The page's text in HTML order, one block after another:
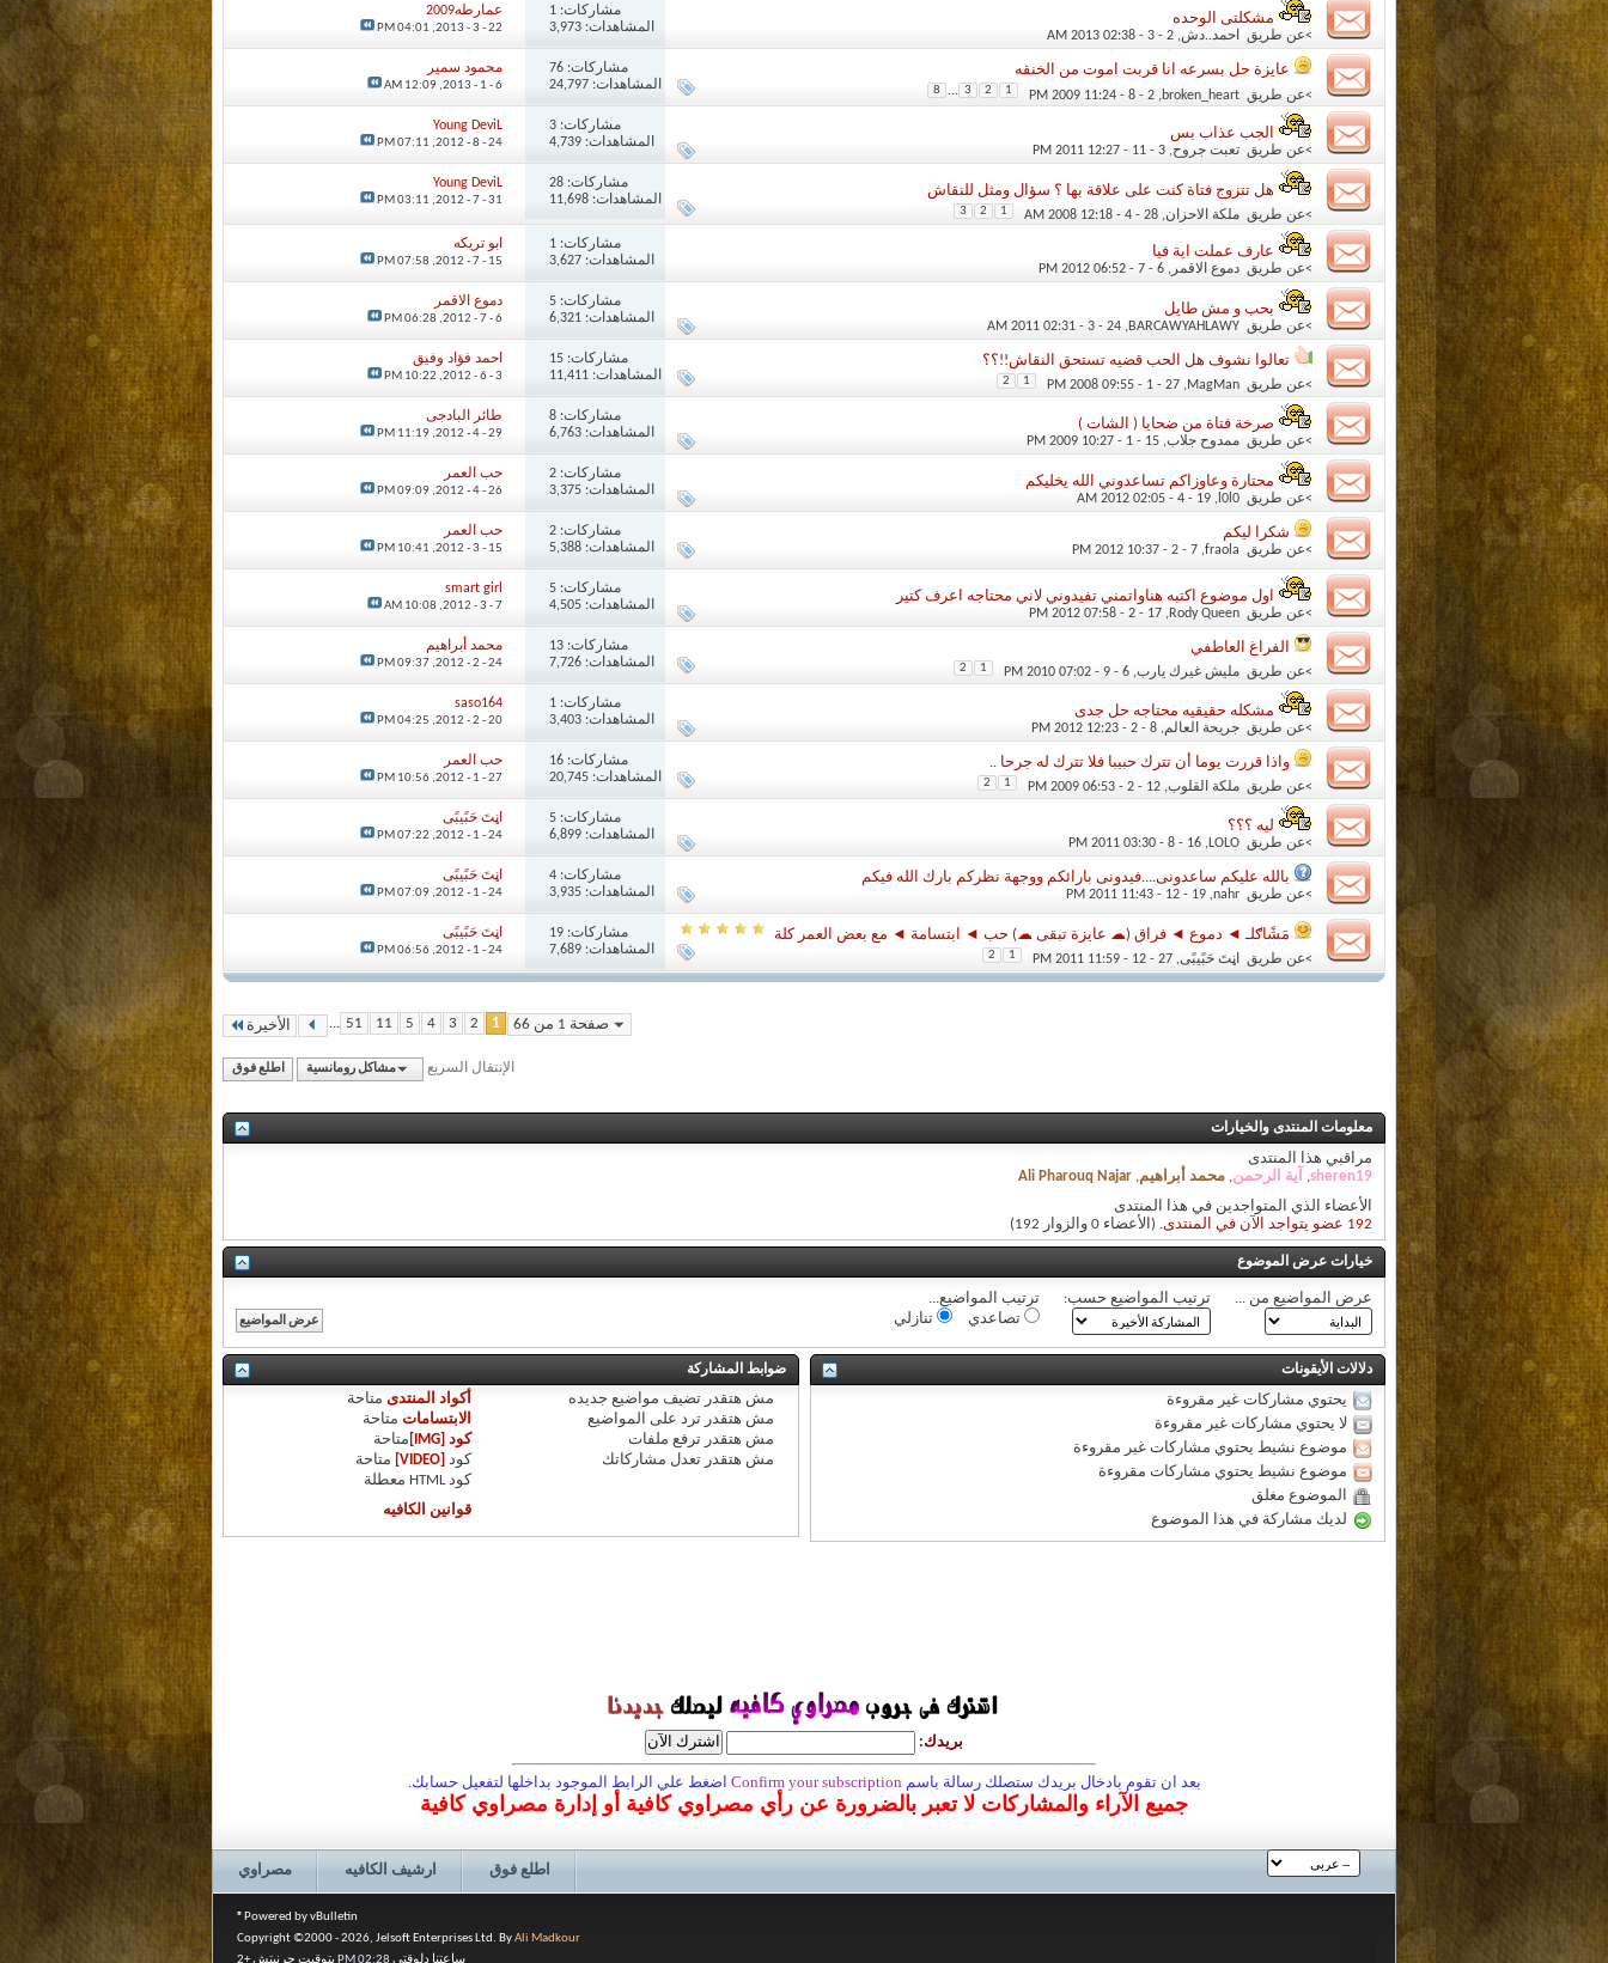
مشكلتى الوحده
>عن طريق احمد..دش‏, 2 - 3 - 2013 02:38 AM
مشاركات: 1
المشاهدات: 3,973
عمارطه2009
22 - 3 - 2013,
04:01 PM
عايزة حل بسرعه انا قربت اموت من الخنقه
>عن طريق broken_heart
‏, 2 - 8 - 2009 11:24 PM
1
2
3
...
8
مشاركات: 76
المشاهدات: 24,797
محمود سمير
6 - 1 - 2013,
12:09 AM
الجب عذاب بس
>عن طريق تعبت جروح‏, 3 - 11 - 2011 12:27 PM
مشاركات: 3
المشاهدات: 4,739
Young DeviL
24 - 8 - 2012,
07:11 PM
هل تتزوج فتاة كنت على علاقة بها ؟ سؤال ومثل للنقاش
>عن طريق ملكة الاحزان‏, 28 - 4 - 2008 12:18 AM
1
2
3
مشاركات: 28
المشاهدات: 11,698
Young DeviL
31 - 7 - 2012,
03:11 PM
عارف عملت اية فيا
>عن طريق دموع الاقمر ‏, 6 - 7 - 2012 06:52 PM
مشاركات: 1
المشاهدات: 3,627
ابو تريكه
15 - 7 - 2012,
07:58 PM
بحب و مش طايل
>عن طريق BARCAWYAHLAWY
‏, 24 - 3 - 2011 02:31 AM
مشاركات: 5
المشاهدات: 6,321
دموع الاقمر
6 - 7 - 2012,
06:28 PM
تعالوا نشوف هل الحب قضيه تستحق النقاش!!؟؟
>عن طريق MagMan
‏, 27 - 1 - 2008 09:55 PM
1
2
مشاركات: 15
المشاهدات: 11,411
احمد فؤاد وفيق
3 - 6 - 2012,
10:22 PM
صرخة فتاة من ضحايا ( الشات )
>عن طريق ممدوح جلاب‏, 15 - 1 - 2009 10:27 PM
مشاركات: 8
المشاهدات: 6,763
طائر البادجى
29 - 4 - 2012,
11:19 PM
محتارة وعاوزاكم تساعدوني الله يخليكم
>عن طريق l0l0
‏, 19 - 4 - 2012 02:05 AM
مشاركات: 2
المشاهدات: 3,375
حب العمر
26 - 4 - 2012,
09:09 PM
شكرا ليكم
>عن طريق fraola
‏, 7 - 2 - 2012 10:37 PM
مشاركات: 2
المشاهدات: 5,388
حب العمر
15 - 3 - 2012,
10:41 PM
اول موضوع اكتبه هناواتمني تفيدوني لاني محتاجه اعرف كتير
>عن طريق Rody Queen
‏, 17 - 2 - 2012 07:58 PM
مشاركات: 5
المشاهدات: 4,505
smart girl
7 - 3 - 2012,
10:08 AM
الفراغ العاطفي
>عن طريق مليش غيرك يارب‏, 6 - 9 - 2010 07:02 PM
1
2
مشاركات: 13
المشاهدات: 7,726
محمد أبراهيم
24 - 2 - 2012,
09:37 PM
مشكله حقيقيه محتاجه حل جدى
>عن طريق جريحة العالم‏, 8 - 2 - 2012 12:23 PM
مشاركات: 1
المشاهدات: 3,403
saso164
20 - 2 - 2012,
04:25 PM
واذا قررت يوما أن تترك حبيبا فلا تترك له جرحا ..
>عن طريق ملكة القلوب‏, 12 - 2 - 2009 06:53 PM
1
2
مشاركات: 16
المشاهدات: 20,745
حب العمر
27 - 1 - 2012,
10:56 PM
ليه ؟؟؟
>عن طريق LOLO
‏, 16 - 8 - 2011 03:30 PM
مشاركات: 5
المشاهدات: 6,899
اڼتَ حَبًيبًى
24 - 1 - 2012,
07:22 PM
بالله عليكم ساعدونى....فيدونى بارائكم ووجهة نظركم بارك الله فيكم
>عن طريق nahr
‏, 19 - 12 - 2011 11:43 PM
مشاركات: 4
المشاهدات: 3,935
اڼتَ حَبًيبًى
24 - 1 - 2012,
07:09 PM
مَشًاګلـ ◄ دموع ◄ فراق (☁ عايزة تبقى ☁) حب ◄ ابتسامة ◄ مع بعض العمر كلة
>عن طريق اڼتَ حَبًيبًى‏, 27 - 12 - 2011 11:59 PM
1
2
مشاركات: 19
المشاهدات: 7,689
اڼتَ حَبًيبًى
24 - 1 - 2012,
06:56 PM
صفحة 1 من 66 1
2
3
4
5
11
51
... الأخيرة
الإنتقال السريع مشاكل رومانسية اطلع فوق
معلومات المنتدى والخيارات
مراقبي هذا المنتدى
sheren19
, آية الرحمن, محمد أبراهيم,
Ali Pharouq Najar
الأعضاء الذي المتواجدين في هذا المنتدى
192 عضو يتواجد الآن في المنتدى
. (الأعضاء 0 والزوار 192)
خيارات عرض الموضوع
عرض المواضيع من ... ترتيب المواضيع حسب:
ترتيب المواضيع...
تصاعدي
تنازلي
دلالات الأيقونات
يحتوي مشاركات غير مقروءة
لا يحتوي مشاركات غير مقروءة
موضوع نشيط يحتوي مشاركات غير مقروءة
موضوع نشيط يحتوي مشاركات مقروءة
الموضوع مغلق
لديك مشاركة في هذا الموضوع
ضوابط المشاركة
مش هتقدر تضيف مواضيع جديده
مش هتقدر ترد على المواضيع
مش هتقدر ترفع ملفات
مش هتقدر تعدل مشاركاتك
أكواد المنتدى متاحة
الابتسامات متاحة
كود [IMG]
متاحة
كود [VIDEO]
متاحة
كود HTML
معطلة
قوانين الكافيه
بريدك:
بعد ان تقوم بادخال بريدك ستصلك رسالة باسم Confirm your subscription اضغط علي الرابط الموجود بداخلها لتفعيل حسابك.
جميع الآراء والمشاركات لا تعبر بالضرورة عن رأي مصراوي كافية أو إدارة مصراوي كافية
مصراوي ارشيف الكافيه اطلع فوق
Powered by vBulletin®
Copyright ©2000 - 2026, Jelsoft Enterprises Ltd. ByAli Madkour